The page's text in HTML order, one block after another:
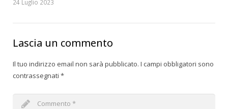
24 Luglio 2023
Lascia un commento
Il tuo indirizzo email non sarà pubblicato. I campi obbligatori sono
contrassegnati *